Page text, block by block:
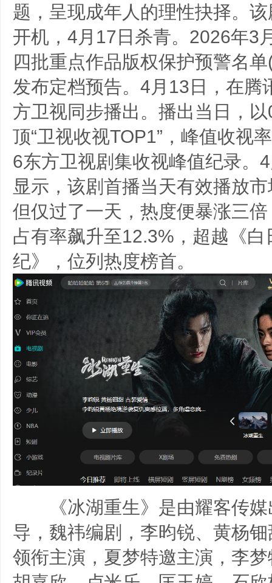
题，呈现成年人的理性抉择。
开机，4月17日杀青。2026年3
四批重点作品版权保护预警名
发布定档预告。4月13日，在腾
方卫视同步播出。播出当日，
顶“卫视收视TOP1”，峰值收视
6东方卫视剧集收视峰值纪录。
显示，该剧首播当天有效播放
但仅过了一天，热度便暴涨三
占有率飙升至12.3%，超越《
纪》，位列热度榜首。
《冰湖重生》是由耀客传媒
导，魏祎编剧，李昀锐、黄杨
领衔主演，夏梦特邀主演，李